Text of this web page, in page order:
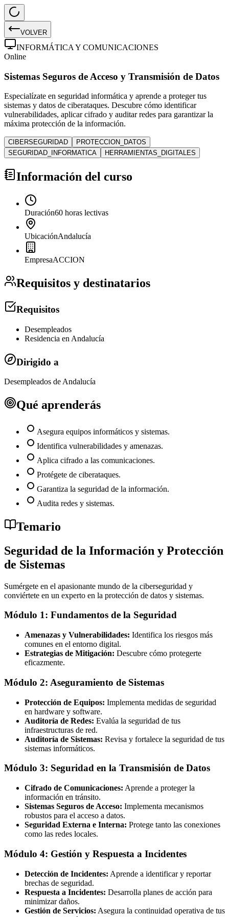
VOLVER
INFORMÁTICA Y COMUNICACIONES
Online
Sistemas Seguros de Acceso y Transmisión de Datos
Especialízate en seguridad informática y aprende a proteger tus
sistemas y datos de ciberataques. Descubre cómo identificar
vulnerabilidades, aplicar cifrado y auditar redes para garantizar la
máxima protección de la información.
CIBERSEGURIDAD
PROTECCION_DATOS
SEGURIDAD_INFORMATICA
HERRAMIENTAS_DIGITALES
Información del curso
Duración60 horas lectivas
UbicaciónAndalucía
EmpresaACCION
Requisitos y destinatarios
Requisitos
Desempleados
Residencia en Andalucía
Dirigido a
Desempleados de Andalucía
Qué aprenderás
Asegura equipos informáticos y sistemas.
Identifica vulnerabilidades y amenazas.
Aplica cifrado a las comunicaciones.
Protégete de ciberataques.
Garantiza la seguridad de la información.
Audita redes y sistemas.
Temario
Seguridad de la Información y Protección
de Sistemas
Sumérgete en el apasionante mundo de la ciberseguridad y
conviértete en un experto en la protección de datos y sistemas.
Módulo 1: Fundamentos de la Seguridad
Amenazas y Vulnerabilidades: Identifica los riesgos más
comunes en el entorno digital.
Estrategias de Mitigación: Descubre cómo protegerte
eficazmente.
Módulo 2: Aseguramiento de Sistemas
Protección de Equipos: Implementa medidas de seguridad
en hardware y software.
Auditoría de Redes: Evalúa la seguridad de tus
infraestructuras de red.
Auditoría de Sistemas: Revisa y fortalece la seguridad de tus
sistemas informáticos.
Módulo 3: Seguridad en la Transmisión de Datos
Cifrado de Comunicaciones: Aprende a proteger la
información en tránsito.
Sistemas Seguros de Acceso: Implementa mecanismos
robustos para el acceso a datos.
Seguridad Externa e Interna: Protege tanto las conexiones
como las redes locales.
Módulo 4: Gestión y Respuesta a Incidentes
Detección de Incidentes: Aprende a identificar y reportar
brechas de seguridad.
Respuesta a Incidentes: Desarrolla planes de acción para
minimizar daños.
Gestión de Servicios: Asegura la continuidad operativa de tus